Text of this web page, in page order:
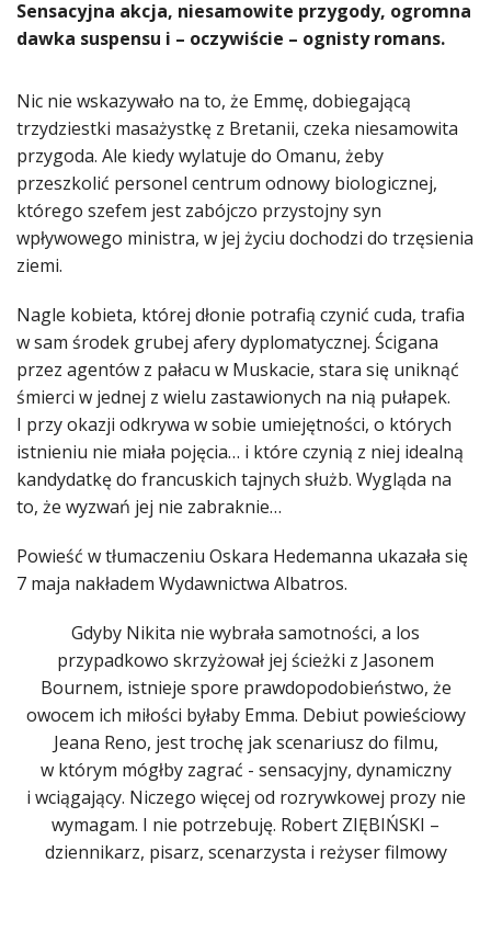
​Sensacyjna akcja, niesamowite przygody, ogromna
dawka suspensu i – oczywiście – ognisty romans.
Nic nie wskazywało na to, że Emmę, dobiegającą
trzydziestki masażystkę z Bretanii, czeka niesamowita
przygoda. Ale kiedy wylatuje do Omanu, żeby
przeszkolić personel centrum odnowy biologicznej,
którego szefem jest zabójczo przystojny syn
wpływowego ministra, w jej życiu dochodzi do trzęsienia
ziemi.
Nagle kobieta, której dłonie potrafią czynić cuda, trafia
w sam środek grubej afery dyplomatycznej. Ścigana
przez agentów z pałacu w Muskacie, stara się uniknąć
śmierci w jednej z wielu zastawionych na nią pułapek.
I przy okazji odkrywa w sobie umiejętności, o których
istnieniu nie miała pojęcia… i które czynią z niej idealną
kandydatkę do francuskich tajnych służb. Wygląda na
to, że wyzwań jej nie zabraknie…
Powieść w tłumaczeniu Oskara Hedemanna ukazała się
7 maja nakładem Wydawnictwa Albatros.
Gdyby Nikita nie wybrała samotności, a los
przypadkowo skrzyżował jej ścieżki z Jasonem
Bournem, istnieje spore prawdopodobieństwo, że
owocem ich miłości byłaby Emma. Debiut powieściowy
Jeana Reno, jest trochę jak scenariusz do filmu,
w którym mógłby zagrać - sensacyjny, dynamiczny
i wciągający. Niczego więcej od rozrywkowej prozy nie
wymagam. I nie potrzebuję. Robert ZIĘBIŃSKI –
dziennikarz, pisarz, scenarzysta i reżyser filmowy